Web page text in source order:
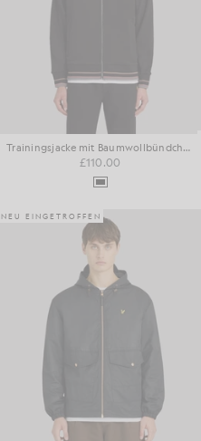
Trainingsjacke mit Baumwollbündchen
£110.00
NEU EINGETROFFEN